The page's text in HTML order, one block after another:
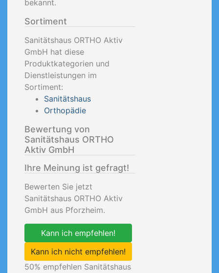
bekannt.
Sortiment
Sanitätshaus ORTHO Aktiv
GmbH hat diese
Produktkategorien und
Dienstleistungen im
Sortiment:
Sanitätshaus
Orthopädie
Bewertung von
Sanitätshaus ORTHO
Aktiv GmbH
Ihre Meinung ist gefragt!
Bewerten Sie jetzt
Sanitätshaus ORTHO Aktiv
GmbH aus Pforzheim.
Kann ich empfehlen!
Kann ich nicht empfehlen!
50% empfehlen Sanitätshaus